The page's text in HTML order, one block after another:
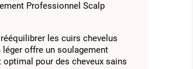
Professionnel Scalp
les cuirs chevelus
offre un soulagement
pour des cheveux sains